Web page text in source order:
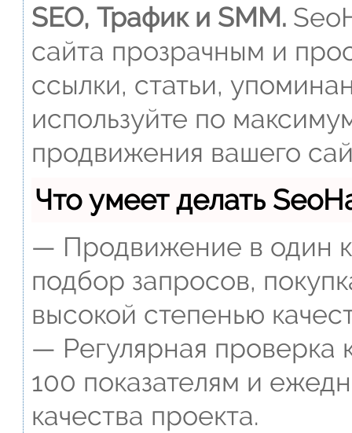
SEO, Трафик и SMM.
сайта прозрачным и
ссылки, статьи,
используйте по
продвижения вашего
Что умеет делать
— Продвижение в один
подбор запросов,
высокой степенью
— Регулярная проверка
100 показателям и
качества проекта.